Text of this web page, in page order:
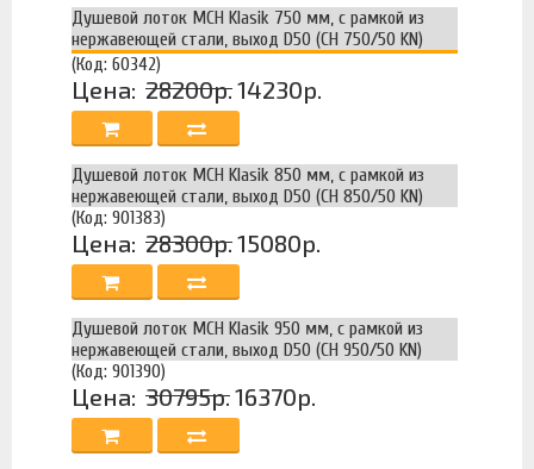
Душевой лоток MCH Klasik 750 мм, с рамкой из
нержавеющей стали, выход D50 (CH 750/50 KN)
(Код: 60342)
Цена: 28200р.14230р.
Душевой лоток MCH Klasik 850 мм, с рамкой из
нержавеющей стали, выход D50 (CH 850/50 KN)
(Код: 901383)
Цена: 28300р.15080р.
Душевой лоток MCH Klasik 950 мм, с рамкой из
нержавеющей стали, выход D50 (CH 950/50 KN)
(Код: 901390)
Цена: 30795р.16370р.